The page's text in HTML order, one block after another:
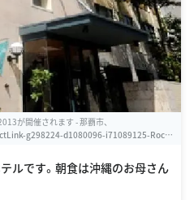
が開催されます - 那覇市、
g298224-d1080096-i71089125-Roco_
ルです。朝食は沖縄のお母さん